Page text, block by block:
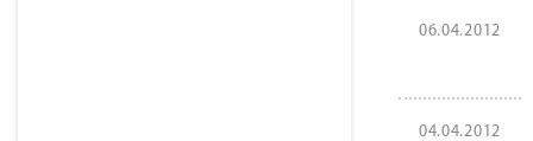
06.04.2012
04.04.2012